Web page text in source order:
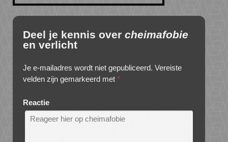
Deel je kennis over cheimafobie
en verlicht
Je e-mailadres wordt niet gepubliceerd. Vereiste
velden zijn gemarkeerd met *
Reactie